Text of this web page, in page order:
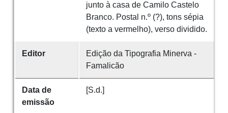
junto à casa de Camilo Castelo
Branco. Postal n.º (?), tons sépia
(texto a vermelho), verso dividido.
Editor
Edição da Tipografia Minerva -
Famalicão
Data de
emissão
[S.d.]